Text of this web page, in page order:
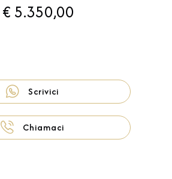
€ 5.350,00
Scrivici
Chiamaci